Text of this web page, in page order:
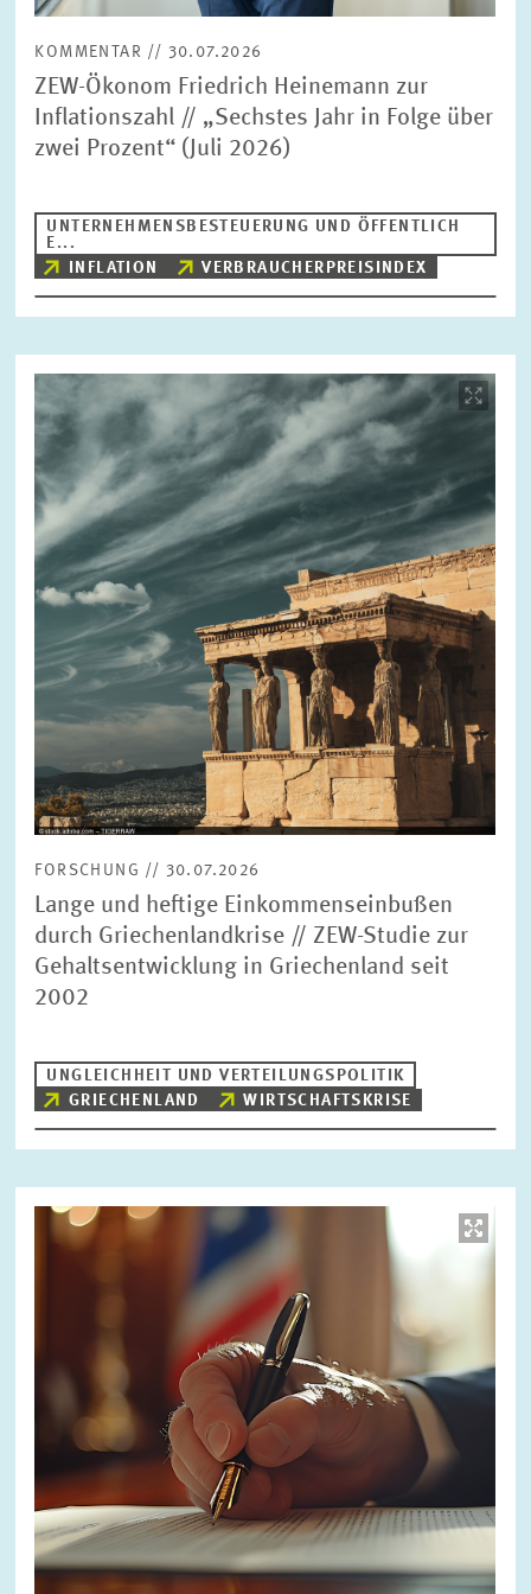
KOMMENTAR // 30.07.2026
ZEW-Ökonom Friedrich Heinemann zur
Inflationszahl // „Sechstes Jahr in Folge über
zwei Prozent“ (Juli 2026)
UNTERNEHMENSBESTEUERUNG UND ÖFFENTLICH
E...
INFLATION
VERBRAUCHERPREISINDEX
öffnet
in
vergrößerter
Ansicht
FORSCHUNG // 30.07.2026
Lange und heftige Einkommenseinbußen
durch Griechenlandkrise // ZEW-Studie zur
Gehaltsentwicklung in Griechenland seit
2002
UNGLEICHHEIT UND VERTEILUNGSPOLITIK
GRIECHENLAND
WIRTSCHAFTSKRISE
Bild
öffnet